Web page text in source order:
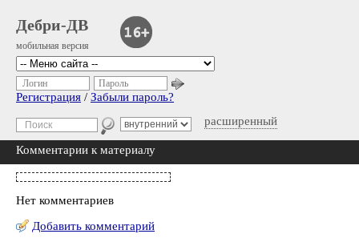
Дебри-ДВ
мобильная версия
расширенный
Логин Пароль
Регистрация / Забыли пароль?
Комментарии к материалу
Нет комментариев
Добавить комментарий